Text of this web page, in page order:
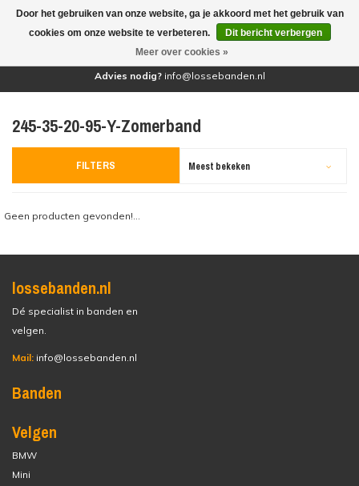
(0)
Advies nodig? info@lossebanden.nl
245-35-20-95-Y-Zomerband
FILTERS Meest bekeken
Geen producten gevonden!...
lossebanden.nl
Dé specialist in banden en
velgen.
Mail: info@lossebanden.nl
Banden
Velgen
BMW
Mini
Door het gebruiken van onze website, ga je akkoord met het gebruik van
cookies om onze website te verbeteren.
Dit bericht verbergen
Meer over cookies »